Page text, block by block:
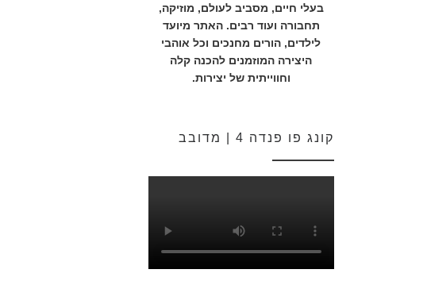
בעלי חיים, מסביב לעולם, מוזיקה,
תחבורה ועוד רבים. האתר מיועד
לילדים, הורים מחנכים וכל אוהבי
היצירה המוזמנים להכנה קלה
וחווייתית של יצירות.
קונג פו פנדה 4 | מדובב